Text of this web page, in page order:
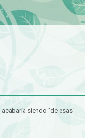
acabaría siendo "de esas"